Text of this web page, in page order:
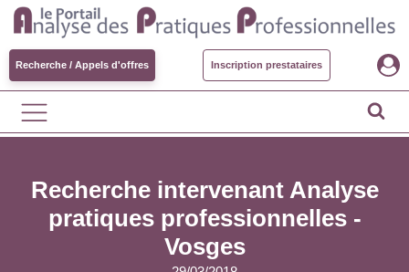
Recherche / Appels d'offres Inscription prestataires
Recherche intervenant Analyse
pratiques professionnelles -
Vosges